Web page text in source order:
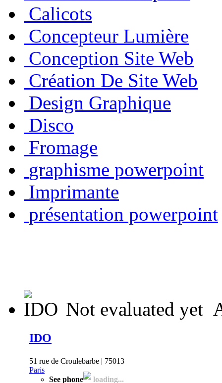
Calicots
Concepteur Lumière
Conception Site Web
Création De Site Web
Design Graphique
Disco
Fromage
graphisme powerpoint
Imprimante
présentation powerpoint
Not evaluated yet
IDO
51 rue de Croulebarbe | 75013
Paris
See phone
loading...